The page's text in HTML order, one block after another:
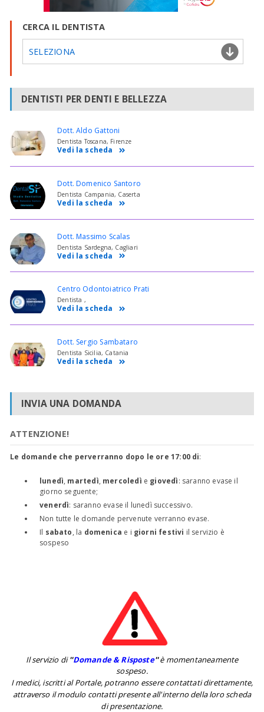
CERCA IL DENTISTA
SELEZIONA
DENTISTI PER DENTI E BELLEZZA
Dott. Aldo Gattoni
Dentista Toscana, Firenze
Vedi la scheda
Dott. Domenico Santoro
Dentista Campania, Caserta
Vedi la scheda
Dott. Massimo Scalas
Dentista Sardegna, Cagliari
Vedi la scheda
Centro Odontoiatrico Prati
Dentista ,
Vedi la scheda
Dott. Sergio Sambataro
Dentista Sicilia, Catania
Vedi la scheda
INVIA UNA DOMANDA
ATTENZIONE!
Le domande che perverranno dopo le ore 17:00 di:
lunedì, martedì, mercoledì e giovedì: saranno evase il
giorno seguente;
venerdì: saranno evase il lunedì successivo.
Non tutte le domande pervenute verranno evase.
Il sabato, la domenica e i giorni festivi il servizio è
sospeso
Il servizio di''Domande & Risposte''è momentaneamente
sospeso.
I medici, iscritti al Portale, potranno essere contattati direttamente,
attraverso il modulo contatti presente all'interno della loro scheda
di presentazione.